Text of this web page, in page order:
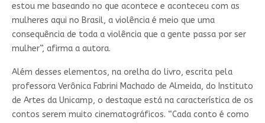
estou me baseando no que acontece e aconteceu com as
mulheres aqui no Brasil, a violência é meio que uma
consequência de toda a violência que a gente passa por ser
mulher”, afirma a autora.
Além desses elementos, na orelha do livro, escrita pela
professora Verônica Fabrini Machado de Almeida, do Instituto
de Artes da Unicamp, o destaque está na característica de os
contos serem muito cinematográficos. “Cada conto é como